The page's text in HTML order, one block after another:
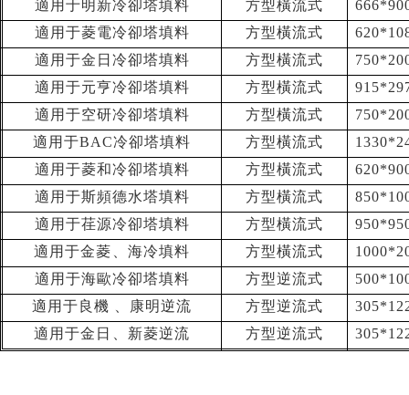
適用于明新冷卻塔填料
方型橫流式
適用于菱電冷卻塔填料
方型橫流式
適用于金日冷卻塔填料
方型橫流式
適用于元亨冷卻塔填料
方型橫流式
適用于空研冷卻塔填料
方型橫流式
適用于BAC冷卻塔填料
方型橫流式
適用于菱和冷卻塔填料
方型橫流式
適用于斯頻德水塔填料
方型橫流式
適用于荏源冷卻塔填料
方型橫流式
適用于金菱、海冷填料
方型橫流式
適用于海歐冷卻塔填料
方型逆流式
適用于良機、康明逆流
方型逆流式
適用于金日、新菱逆流
方型逆流式